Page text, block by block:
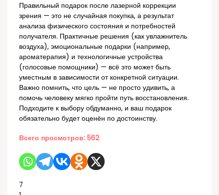
Правильный подарок после лазерной коррекции
зрения — это не случайная покупка, а результат
анализа физического состояния и потребностей
получателя. Практичные решения (как увлажнитель
воздуха), эмоциональные подарки (например,
ароматерапия) и технологичные устройства
(голосовые помощники) — всё это может быть
уместным в зависимости от конкретной ситуации.
Важно помнить, что цель — не просто удивить, а
помочь человеку мягко пройти путь восстановления.
Подходите к выбору обдуманно, и ваш подарок
обязательно будет оценён по достоинству.
Всего просмотров: 562
7